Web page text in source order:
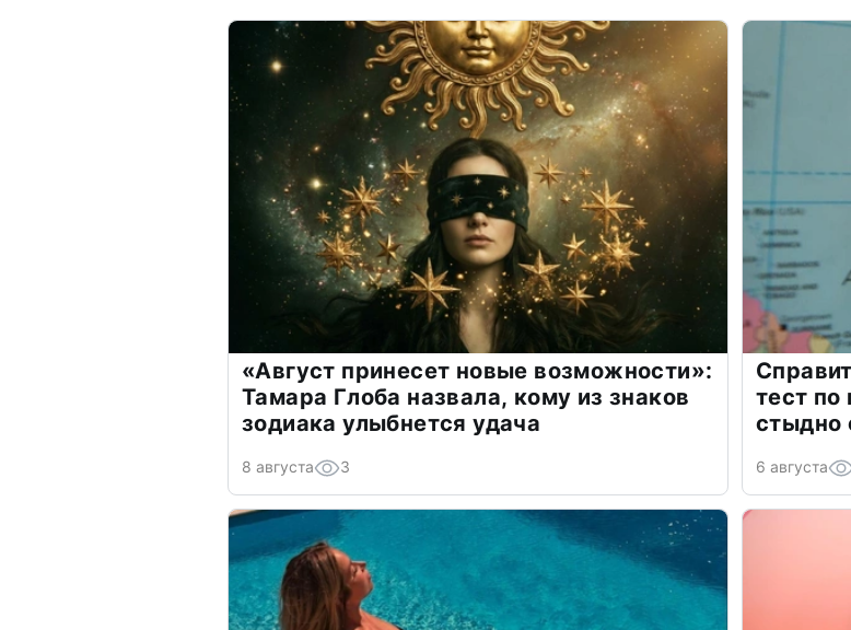
«Август принесет новые возможности»:
Тамара Глоба назвала, кому из знаков
зодиака улыбнется удача
8 августа 3
тест по
стыдно
6 августа